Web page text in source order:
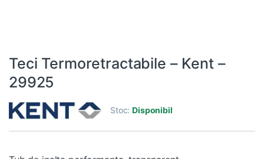
Teci Termoretractabile – Kent –
29925
Stoc:Disponibil